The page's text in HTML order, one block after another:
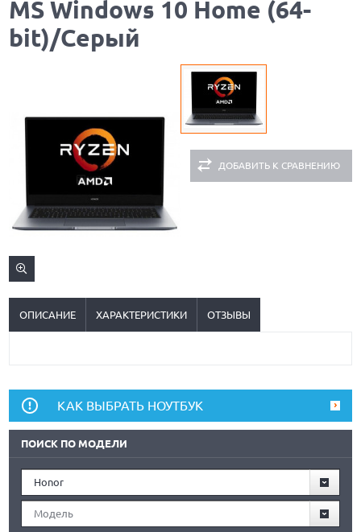
MS Windows 10 Home (64-
bit)/Серый
ДОБАВИТЬ К СРАВНЕНИЮ
ОПИСАНИЕ ХАРАКТЕРИСТИКИ ОТЗЫВЫ
КАК ВЫБРАТЬ НОУТБУК
ПОИСК ПО МОДЕЛИ
Honor
Модель